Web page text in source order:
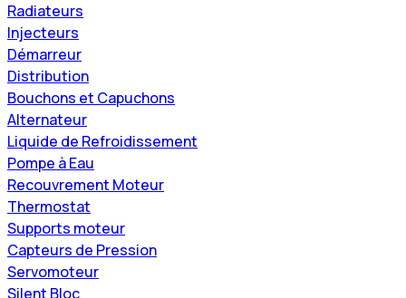
Radiateurs
Injecteurs
Démarreur
Distribution
Bouchons et Capuchons
Alternateur
Liquide de Refroidissement
Pompe à Eau
Recouvrement Moteur
Thermostat
Supports moteur
Capteurs de Pression
Servomoteur
Silent Bloc